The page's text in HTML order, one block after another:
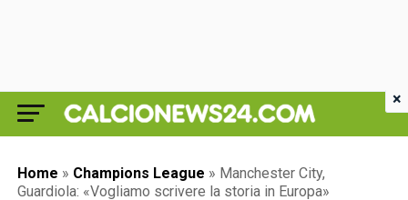
Home » Champions League » Manchester City,
Guardiola: «Vogliamo scrivere la storia in Europa»
×